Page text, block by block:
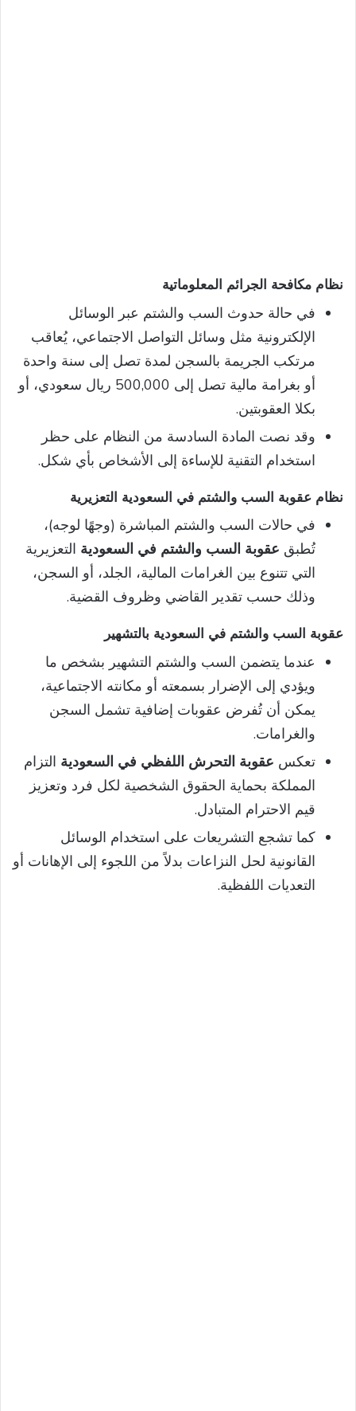
نظام مكافحة الجرائم المعلوماتية
في حالة حدوث السب والشتم عبر الوسائل
الإلكترونية مثل وسائل التواصل الاجتماعي، يُعاقب
مرتكب الجريمة بالسجن لمدة تصل إلى سنة واحدة
أو بغرامة مالية تصل إلى 500,000 ريال سعودي، أو
بكلا العقوبتين.
وقد نصت المادة السادسة من النظام على حظر
استخدام التقنية للإساءة إلى الأشخاص بأي شكل.
نظام عقوبة السب والشتم في السعودية التعزيرية
في حالات السب والشتم المباشرة (وجهًا لوجه)،
تُطبق عقوبة السب والشتم في السعودية التعزيرية
التي تتنوع بين الغرامات المالية، الجلد، أو السجن،
وذلك حسب تقدير القاضي وظروف القضية.
عقوبة السب والشتم في السعودية بالتشهير
عندما يتضمن السب والشتم التشهير بشخص ما
ويؤدي إلى الإضرار بسمعته أو مكانته الاجتماعية،
يمكن أن تُفرض عقوبات إضافية تشمل السجن
والغرامات.
تعكس عقوبة التحرش اللفظي في السعودية التزام
المملكة بحماية الحقوق الشخصية لكل فرد وتعزيز
قيم الاحترام المتبادل.
كما تشجع التشريعات على استخدام الوسائل
القانونية لحل النزاعات بدلاً من اللجوء إلى الإهانات أو
التعديات اللفظية.